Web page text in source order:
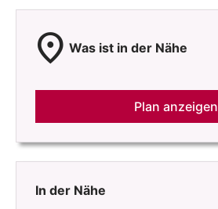
location_on Was ist in der Nähe
Plan anzeigen
In der Nähe